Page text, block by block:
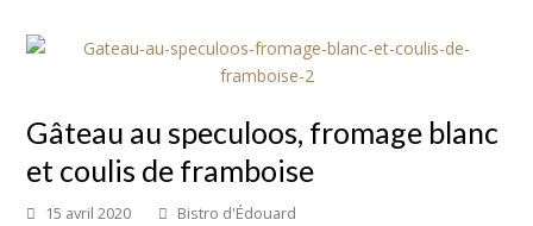
Gâteau au speculoos, fromage blanc
et coulis de framboise
15 avril 2020
Bistro d'Édouard